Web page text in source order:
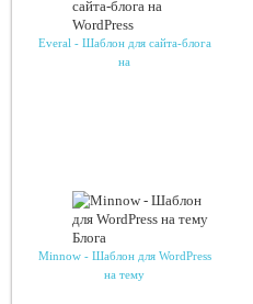
Everal - Шаблон для сайта-блога
на
Minnow - Шаблон для WordPress
на тему